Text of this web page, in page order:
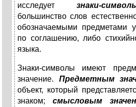
исследует знаки-
большинство слов
обозна­чаемыми предметами
по соглашению, либо
языка.
Знаки-символы имеют
значение. Пред­метным
объект, который
знаком; смысловым